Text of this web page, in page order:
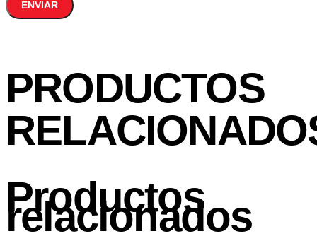
PRODUCTOS
Productos
relacionados